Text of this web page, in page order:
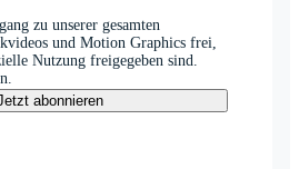
zu unserer gesamten
und Motion Graphics frei,
Nutzung freigegeben sind.
abonnieren